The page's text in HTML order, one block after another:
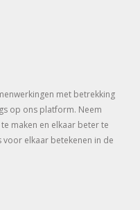
met betrekking
op ons platform. Neem
maken en elkaar beter te
voor elkaar betekenen in de